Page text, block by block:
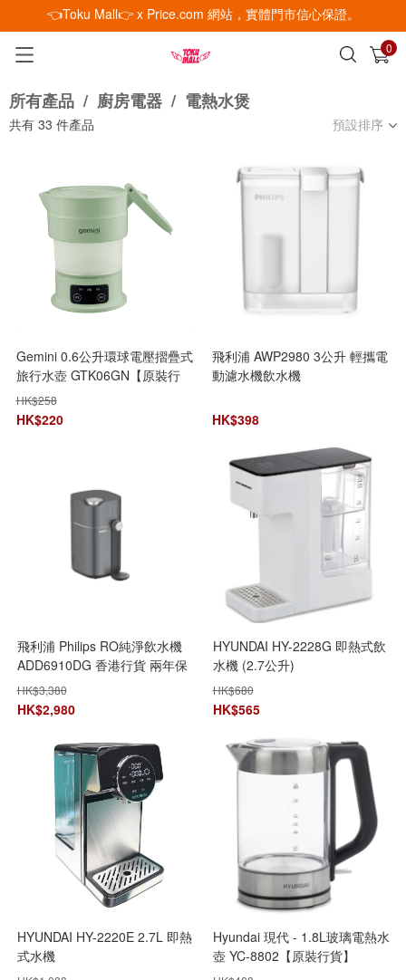
👈Toku Mall👉 x Price.com 網站，實體門市信心保證。
0
已加入購物車 查看
所有產品 / 廚房電器 / 電熱水煲
共有 33 件產品 預設排序
Gemini 0.6公升環球電壓摺疊式
旅行水壺 GTK06GN【原裝行
貨】
HK$258
HK$220
飛利浦 AWP2980 3公升 輕攜電
動濾水機飲水機
HK$398
飛利浦 Philips RO純淨飲水機
ADD6910DG 香港行貨 兩年保
養
HK$3,380
HK$2,980
HYUNDAI HY-2228G 即熱式飲
水機 (2.7公升)
HK$680
HK$565
HYUNDAI HY-2220E 2.7L 即熱
式水機
Hyundai 現代 - 1.8L玻璃電熱水
壺 YC-8802【原裝行貨】